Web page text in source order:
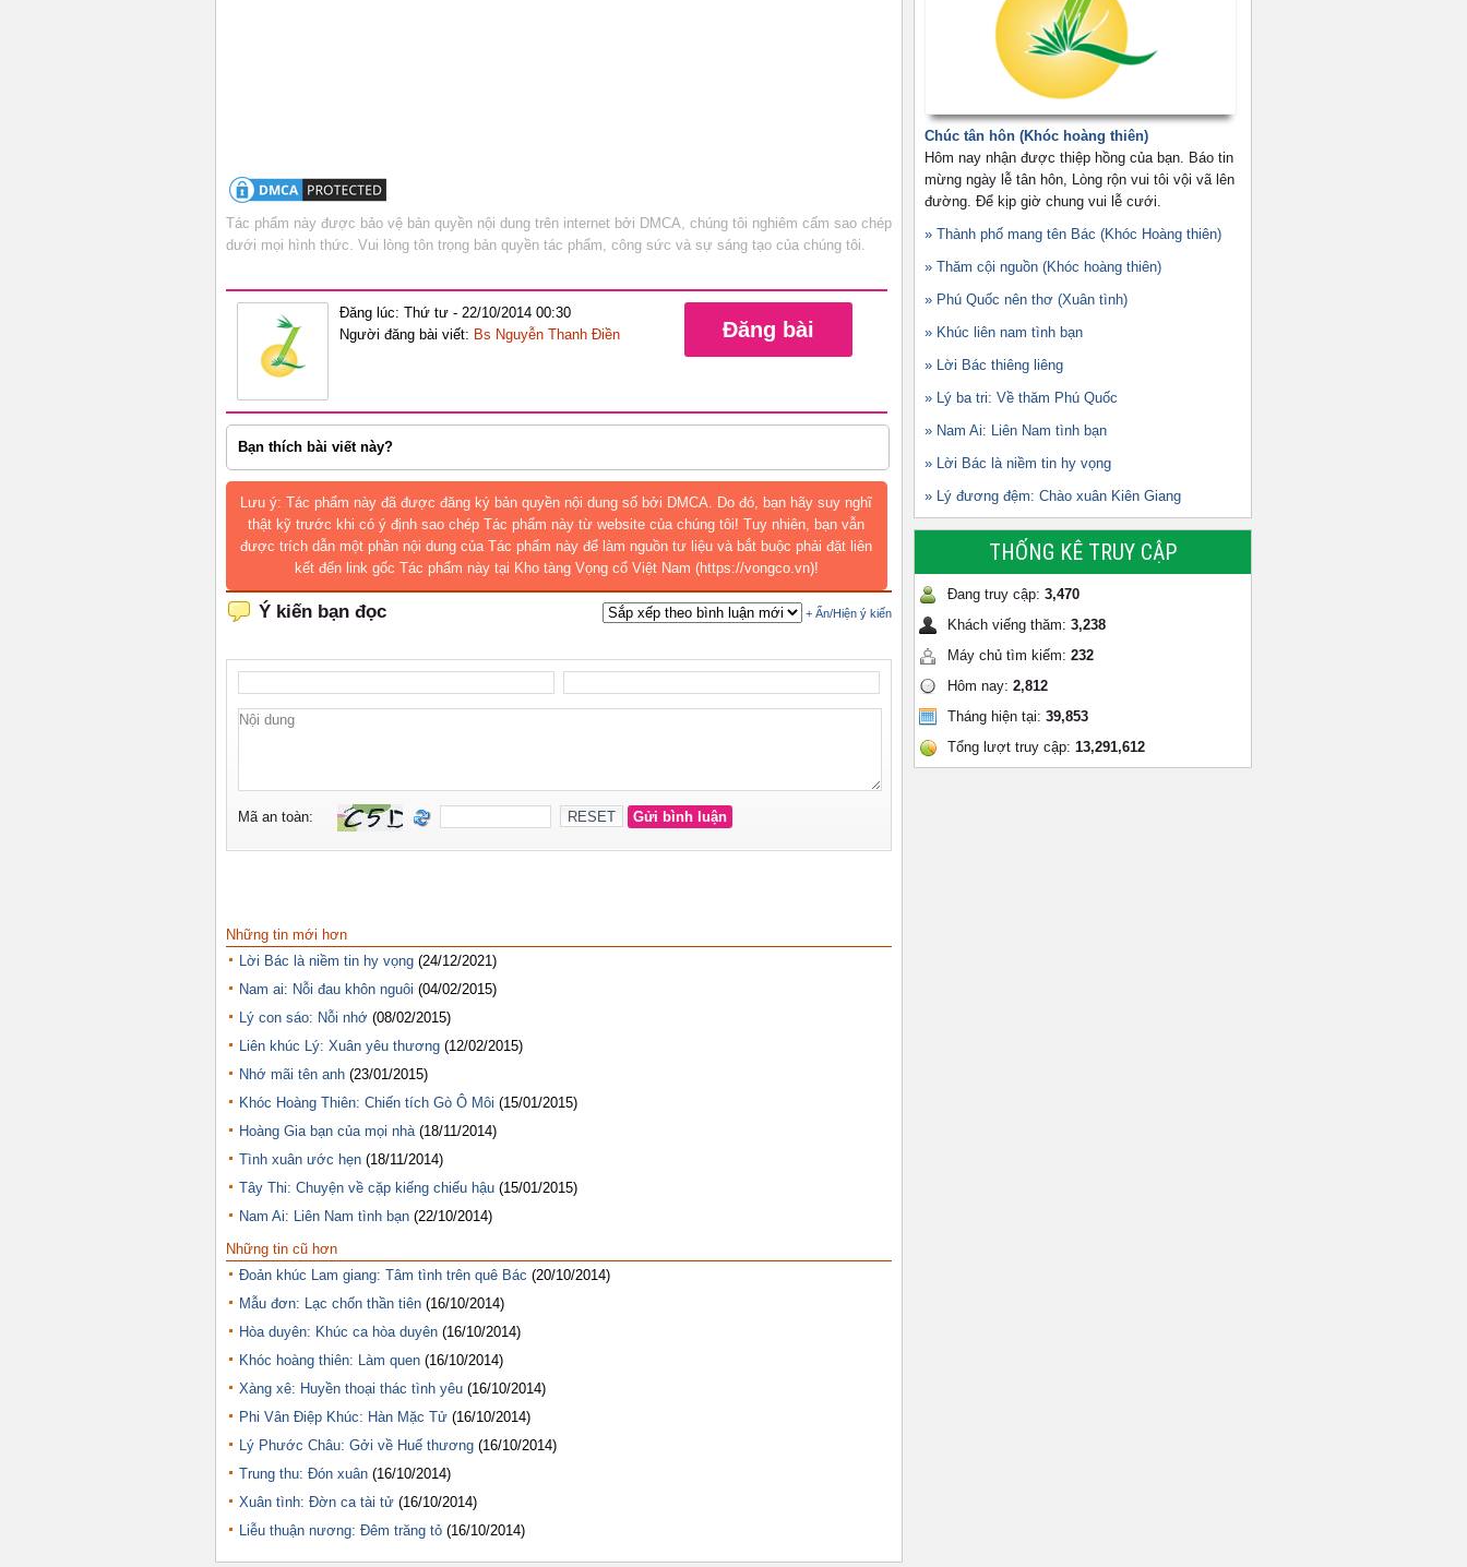
Tác phẩm này được bảo vệ bản quyền nội dung trên internet bởi DMCA, chúng tôi nghiêm cấm sao chép
dưới mọi hình thức. Vui lòng tôn trọng bản quyền tác phẩm, công sức và sự sáng tạo của chúng tôi.
Đăng lúc: Thứ tư - 22/10/2014 00:30
Người đăng bài viết: Bs Nguyễn Thanh Điền Đăng bài
Bạn thích bài viết này?
Lưu ý: Tác phẩm này đã được đăng ký bản quyền nội dung số bởi DMCA. Do đó, bạn hãy suy nghĩ
thật kỹ trước khi có ý định sao chép Tác phẩm này từ website của chúng tôi! Tuy nhiên, bạn vẫn
được trích dẫn một phần nội dung của Tác phẩm này để làm nguồn tư liệu và bắt buộc phải đặt liên
kết đến link gốc Tác phẩm này tại Kho tàng Vọng cổ Việt Nam (https://vongco.vn)!
Những tin mới hơn
Lời Bác là niềm tin hy vọng (24/12/2021)
Nam ai: Nỗi đau khôn nguôi (04/02/2015)
Lý con sáo: Nỗi nhớ (08/02/2015)
Liên khúc Lý: Xuân yêu thương (12/02/2015)
Nhớ mãi tên anh (23/01/2015)
Khóc Hoàng Thiên: Chiến tích Gò Ô Môi (15/01/2015)
Hoàng Gia bạn của mọi nhà (18/11/2014)
Tình xuân ước hẹn (18/11/2014)
Tây Thi: Chuyện về cặp kiếng chiếu hậu (15/01/2015)
Nam Ai: Liên Nam tình bạn (22/10/2014)
Những tin cũ hơn
Đoản khúc Lam giang: Tâm tình trên quê Bác (20/10/2014)
Mẫu đơn: Lạc chốn thần tiên (16/10/2014)
Hòa duyên: Khúc ca hòa duyên (16/10/2014)
Khóc hoàng thiên: Làm quen (16/10/2014)
Xàng xê: Huyền thoại thác tình yêu (16/10/2014)
Phi Vân Điệp Khúc: Hàn Mặc Tử (16/10/2014)
Lý Phước Châu: Gởi về Huế thương (16/10/2014)
Trung thu: Đón xuân (16/10/2014)
Xuân tình: Đờn ca tài tử (16/10/2014)
Liễu thuận nương: Đêm trăng tỏ (16/10/2014)
Chúc tân hôn (Khóc hoàng thiên)
Hôm nay nhận được thiệp hồng của bạn. Báo tin
mừng ngày lễ tân hôn, Lòng rộn vui tôi vội vã lên
đường. Để kịp giờ chung vui lễ cưới.
» Thành phố mang tên Bác (Khóc Hoàng thiên)
» Thăm cội nguồn (Khóc hoàng thiên)
» Phú Quốc nên thơ (Xuân tình)
» Khúc liên nam tình bạn
» Lời Bác thiêng liêng
» Lý ba tri: Về thăm Phú Quốc
» Nam Ai: Liên Nam tình bạn
» Lời Bác là niềm tin hy vọng
» Lý đương đệm: Chào xuân Kiên Giang
THỐNG KÊ TRUY CẬP
Đang truy cập: 3,470
Khách viếng thăm: 3,238
Máy chủ tìm kiếm: 232
Hôm nay: 2,812
Tháng hiện tại: 39,853
Tổng lượt truy cập: 13,291,612